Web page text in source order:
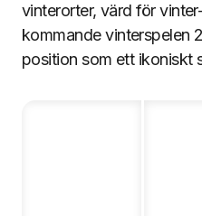
vinterorter, värd för
kommande vinterspelen
position som ett ikoniskt